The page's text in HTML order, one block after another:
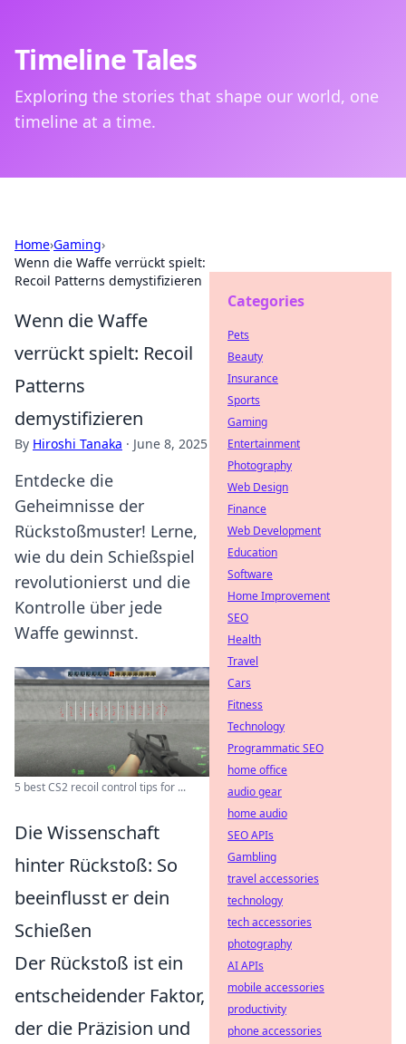
Timeline Tales
Exploring the stories that shape our world, one
timeline at a time.
Home›Gaming›
Wenn die Waffe verrückt spielt:
Recoil Patterns demystifizieren
Wenn die Waffe
verrückt spielt: Recoil
Patterns
demystifizieren
By Hiroshi Tanaka · June 8, 2025
Entdecke die
Geheimnisse der
Rückstoßmuster! Lerne,
wie du dein Schießspiel
revolutionierst und die
Kontrolle über jede
Waffe gewinnst.
5 best CS2 recoil control tips for ...
Die Wissenschaft
hinter Rückstoß: So
beeinflusst er dein
Schießen
Der Rückstoß ist ein
entscheidender Faktor,
der die Präzision und
Categories
Pets
Beauty
Insurance
Sports
Gaming
Entertainment
Photography
Web Design
Finance
Web Development
Education
Software
Home Improvement
SEO
Health
Travel
Cars
Fitness
Technology
Programmatic SEO
home office
audio gear
home audio
SEO APIs
Gambling
travel accessories
technology
tech accessories
photography
AI APIs
mobile accessories
productivity
phone accessories